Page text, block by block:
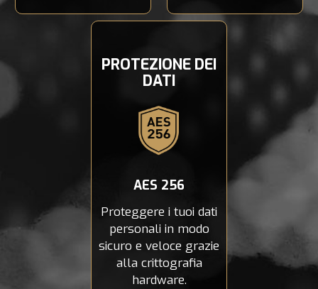
PROTEZIONE DEI
DATI
AES 256
Proteggere i tuoi dati
personali in modo
sicuro e veloce grazie
alla crittografia
hardware.